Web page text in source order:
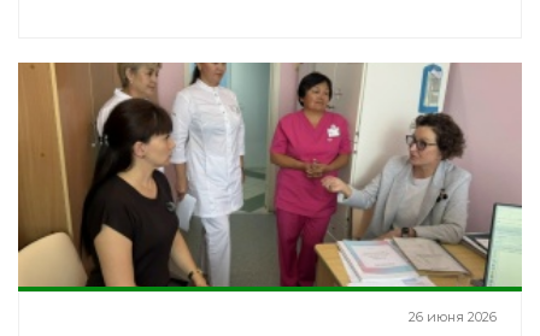
26 июня 2026